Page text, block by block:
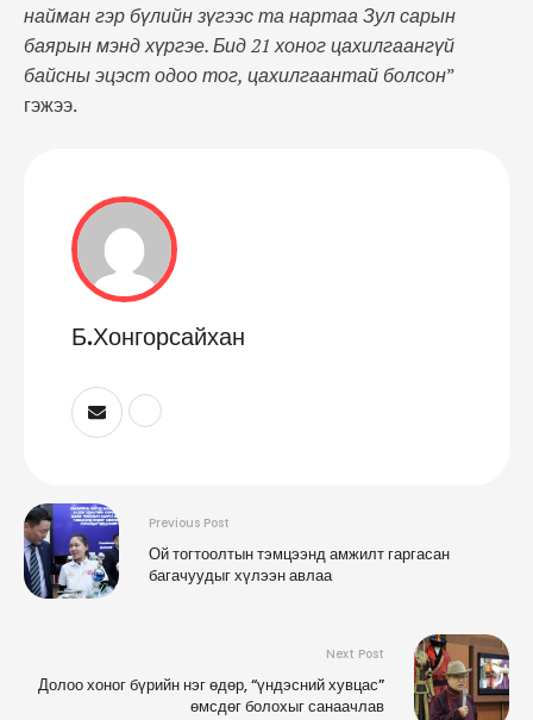
найман гэр бүлийн зүгээс та нартаа Зул сарын
баярын мэнд хүргэе. Бид 21 хоног цахилгаангүй
байсны эцэст одоо тог, цахилгаантай болсон”
гэжээ.
Б.Хонгорсайхан
Previous Post
Ой тогтоолтын тэмцээнд амжилт гаргасан
багачуудыг хүлээн авлаа
Next Post
Долоо хоног бүрийн нэг өдөр, “үндэсний хувцас”
өмсдөг болохыг санаачлав